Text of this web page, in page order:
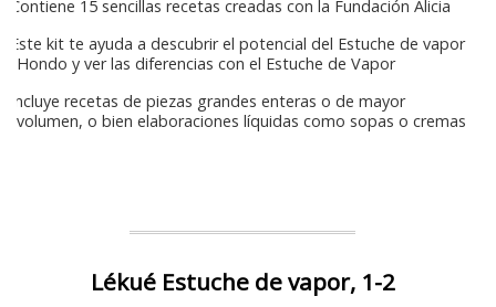
Contiene 15 sencillas recetas creadas con la Fundación Alicia
Este kit te ayuda a descubrir el potencial del Estuche de vapor
Hondo y ver las diferencias con el Estuche de Vapor
Incluye recetas de piezas grandes enteras o de mayor
volumen, o bien elaboraciones líquidas como sopas o cremas
Lékué Estuche de vapor, 1-2